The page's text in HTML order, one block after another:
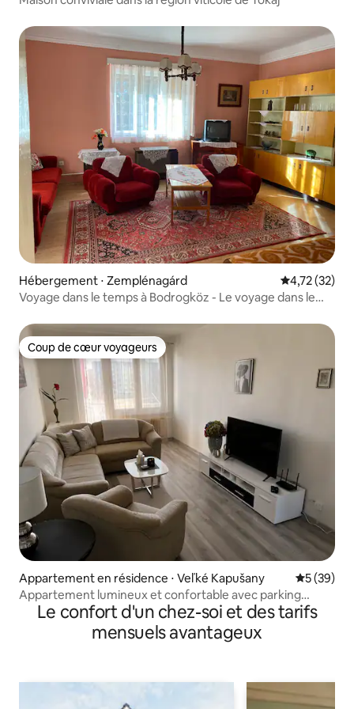
Hébergement ⋅ Zemplénagárd Évaluation
4,72 (32)
Voyage dans le temps à Bodrogköz - Le voyage dans le
Coup de cœur voyageurs
Coup de cœur voyageurs
Appartement en résidence ⋅ Veľké Kapušany
5 (39)
Appartement lumineux et confortable avec parking
gratuit
Le confort d'un chez-soi et des tarifs
mensuels avantageux